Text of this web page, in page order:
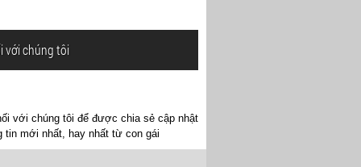
với chúng tôi
với chúng tôi để được chia sẻ cập nhật
tin mới nhất, hay nhất từ con gái